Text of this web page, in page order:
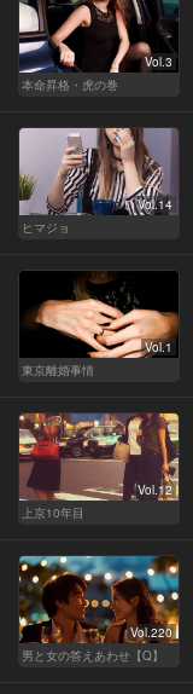
Vol.3
本命昇格・虎の巻
Vol.14
ヒマジョ
Vol.1
東京離婚事情
Vol.12
上京10年目
Vol.220
男と女の答えあわせ【Q】